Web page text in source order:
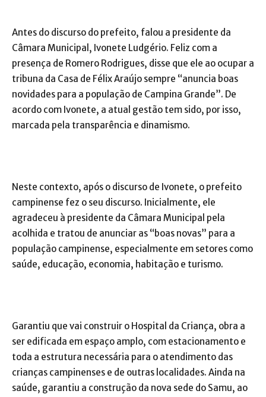
Antes do discurso do prefeito, falou a presidente da
Câmara Municipal, Ivonete Ludgério. Feliz com a
presença de Romero Rodrigues, disse que ele ao ocupar a
tribuna da Casa de Félix Araújo sempre “anuncia boas
novidades para a população de Campina Grande”. De
acordo com Ivonete, a atual gestão tem sido, por isso,
marcada pela transparência e dinamismo.
Neste contexto, após o discurso de Ivonete, o prefeito
campinense fez o seu discurso. Inicialmente, ele
agradeceu à presidente da Câmara Municipal pela
acolhida e tratou de anunciar as “boas novas” para a
população campinense, especialmente em setores como
saúde, educação, economia, habitação e turismo.
Garantiu que vai construir o Hospital da Criança, obra a
ser edificada em espaço amplo, com estacionamento e
toda a estrutura necessária para o atendimento das
crianças campinenses e de outras localidades. Ainda na
saúde, garantiu a construção da nova sede do Samu, ao